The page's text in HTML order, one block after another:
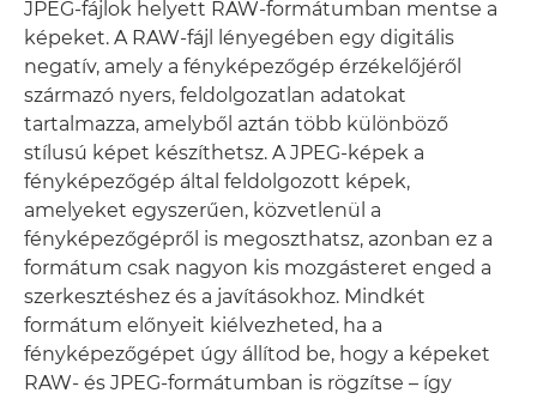
JPEG-fájlok helyett RAW-formátumban mentse a
képeket. A RAW-fájl lényegében egy digitális
negatív, amely a fényképezőgép érzékelőjéről
származó nyers, feldolgozatlan adatokat
tartalmazza, amelyből aztán több különböző
stílusú képet készíthetsz. A JPEG-képek a
fényképezőgép által feldolgozott képek,
amelyeket egyszerűen, közvetlenül a
fényképezőgépről is megoszthatsz, azonban ez a
formátum csak nagyon kis mozgásteret enged a
szerkesztéshez és a javításokhoz. Mindkét
formátum előnyeit kiélvezheted, ha a
fényképezőgépet úgy állítod be, hogy a képeket
RAW- és JPEG-formátumban is rögzítse – így